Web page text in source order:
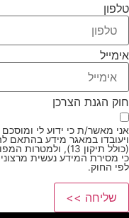
טלפון
אימייל
חוק הגנת הצרכן
אני מאשר/ת כי ידוע לי
(כולל תיקון 13), ולמטרות המפורטות
כי מסירת המידע נעשית מרצוני
לפי החוק.
שליחה >>